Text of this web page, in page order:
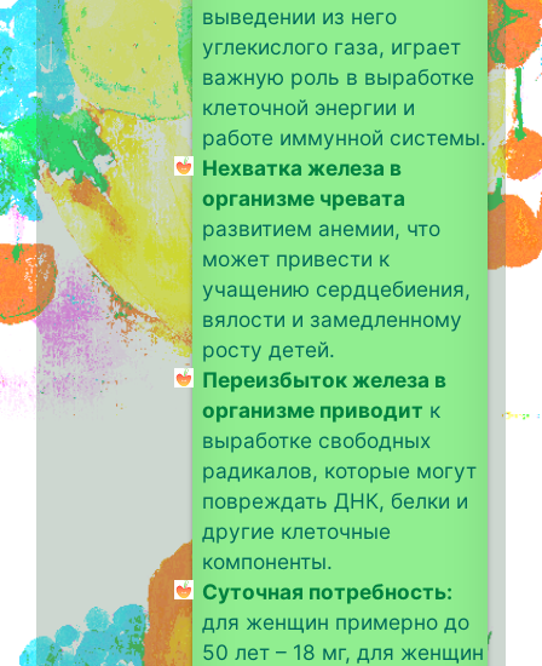
выведении из него
углекислого газа, играет
важную роль в выработке
клеточной энергии и
работе иммунной системы.
Нехватка железа в
организме чревата
развитием анемии, что
может привести к
учащению сердцебиения,
вялости и замедленному
росту детей.
Переизбыток железа в
организме приводит к
выработке свободных
радикалов, которые могут
повреждать ДНК, белки и
другие клеточные
компоненты.
Суточная потребность:
для женщин примерно до
50 лет – 18 мг, для женщин